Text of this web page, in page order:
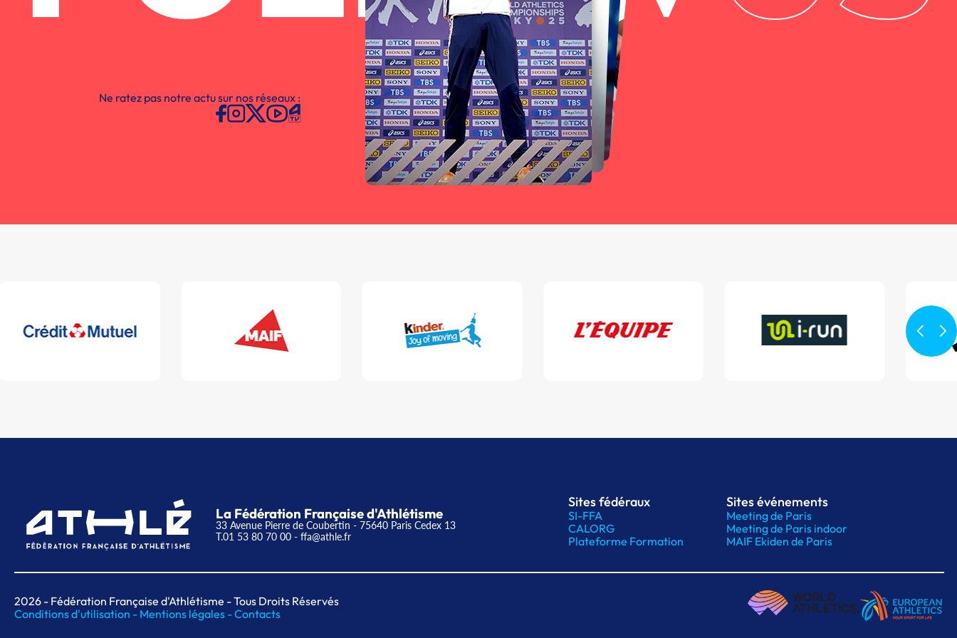
Ne ratez pas notre actu sur nos réseaux :
La Fédération Française d'Athlétisme
33 Avenue Pierre de Coubertin - 75640 Paris Cedex 13
T.01 53 80 70 00 - ffa@athle.fr
Sites fédéraux
SI-FFA
CALORG
Plateforme Formation
Sites événements
Meeting de Paris
Meeting de Paris indoor
MAIF Ekiden de Paris
2026 - Fédération Française d'Athlétisme - Tous Droits Réservés
Conditions d'utilisation - Mentions légales -Contacts